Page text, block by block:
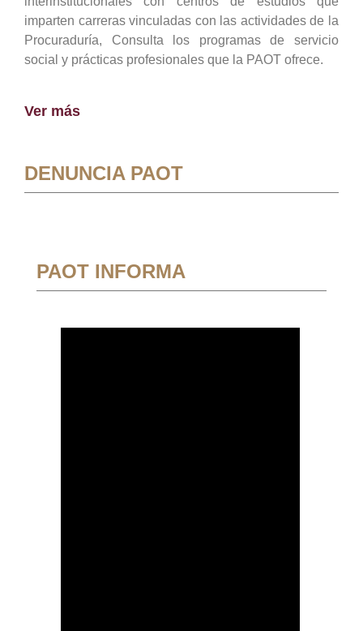
imparten carreras vinculadas con las actividades de la
Procuraduría, Consulta los programas de servicio
social y prácticas profesionales que la PAOT ofrece.
Ver más
DENUNCIA PAOT
PAOT INFORMA